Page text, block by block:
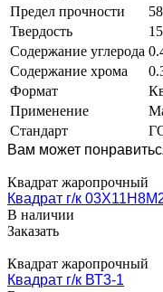
Предел прочности
Твердость
Содержание углерода
Содержание хрома
Формат
Применение
Стандарт
Вам может
Квадрат жаропрочный
Квадрат г/к
В наличии
Заказать
Квадрат жаропрочный
Квадрат г/к ВТ3-1